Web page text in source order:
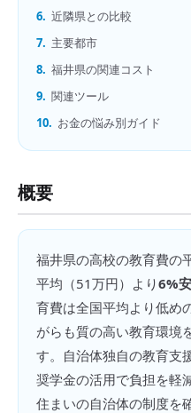
6. 近隣県との比較
7. 主要都市
8. 福井県の関連コスト
9. 関連ツール
10. お金の悩み別ガイド
概要
福井県の高校の教育費の
平均（51万円）より6%
育費は全国平均より低め
がらも質の高い教育環境
す。自治体独自の教育支
奨学金の活用で負担を軽
住まいの自治体の制度を